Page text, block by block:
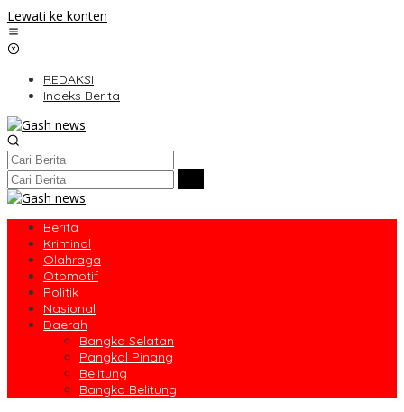
Lewati ke konten
REDAKSI
Indeks Berita
Berita
Kriminal
Olahraga
Otomotif
Politik
Nasional
Daerah
Bangka Selatan
Pangkal Pinang
Belitung
Bangka Belitung